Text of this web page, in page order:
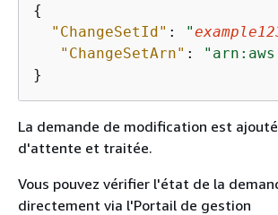
{
"ChangeSetId" : "
"ChangeSetArn" :
}
La demande de modification est
d'attente et traitée.
Vous pouvez vérifier l'état de la
directement via l'Portail de gestion